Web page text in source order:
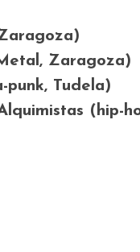
Zaragoza)
punk, Tudela)
(hip-